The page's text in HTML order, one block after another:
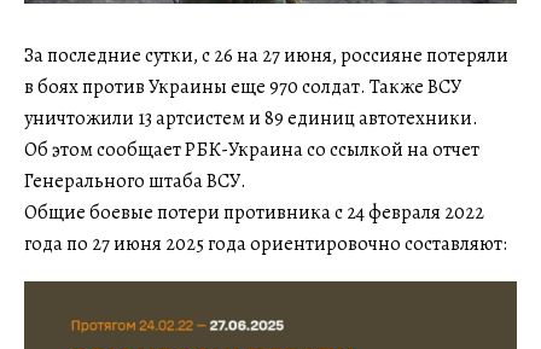
За последние сутки, с 26 на 27 июня, россияне потеряли
в боях против Украины еще 970 солдат. Также ВСУ
уничтожили 13 артсистем и 89 единиц автотехники.
Об этом сообщает РБК-Украина со ссылкой на отчет
Генерального штаба ВСУ.
Общие боевые потери противника с 24 февраля 2022
года по 27 июня 2025 года ориентировочно составляют: